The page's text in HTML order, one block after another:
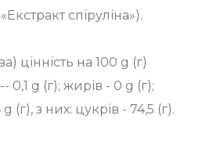
спіруліна»).
цінність на 100 g (г)
0,1 g (г); жирів - 0 g (г);
(г), з них: цукрів - 74,5 (г).